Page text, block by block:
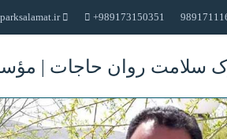
+989173150351